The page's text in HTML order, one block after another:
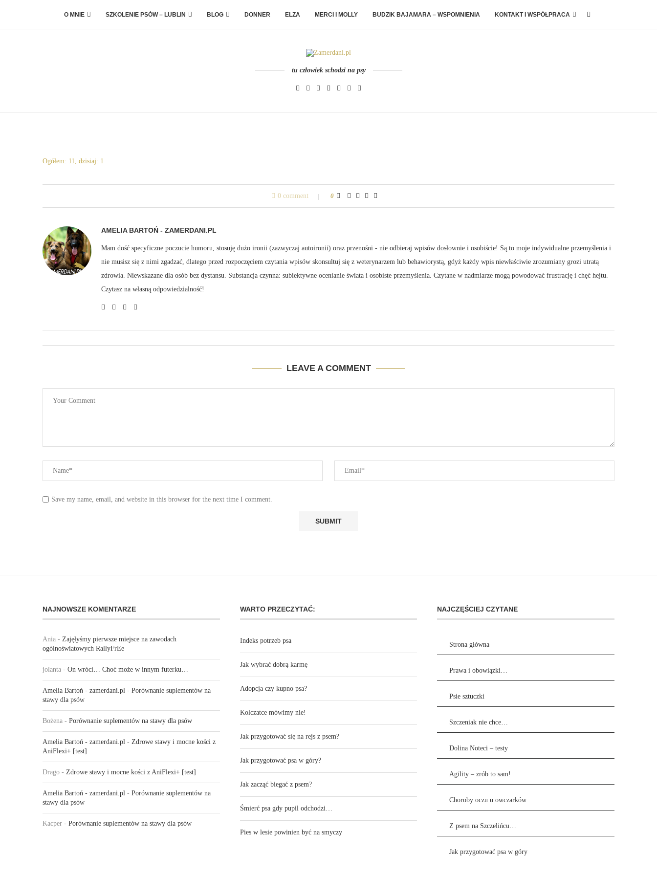
O MNIE SZKOLENIE PSÓW – LUBLIN BLOG DONNER ELZA MERCI I MOLLY BUDZIK BAJAMARA – WSPOMNIENIA KONTAKT I WSPÓŁPRACA
tu człowiek schodzi na psy
Ogółem: 11, dzisiaj: 1
0 comment 0
AMELIA BARTOŃ - ZAMERDANI.PL
Mam dość specyficzne poczucie humoru, stosuję dużo ironii (zazwyczaj autoironii) oraz przenośni - nie odbieraj wpisów dosłownie i osobiście! Są to moje indywidualne przemyślenia i
nie musisz się z nimi zgadzać, dlatego przed rozpoczęciem czytania wpisów skonsultuj się z weterynarzem lub behawiorystą, gdyż każdy wpis niewłaściwie zrozumiany grozi utratą
zdrowia. Niewskazane dla osób bez dystansu. Substancja czynna: subiektywne ocenianie świata i osobiste przemyślenia. Czytane w nadmiarze mogą powodować frustrację i chęć hejtu.
Czytasz na własną odpowiedzialność!
LEAVE A COMMENT
Save my name, email, and website in this browser for the next time I comment.
NAJNOWSZE KOMENTARZE
Ania - Zajęłyśmy pierwsze miejsce na zawodach
ogólnoświatowych RallyFrEe
jolanta - On wróci… Choć może w innym futerku…
Amelia Bartoń - zamerdani.pl - Porównanie suplementów na
stawy dla psów
Bożena - Porównanie suplementów na stawy dla psów
Amelia Bartoń - zamerdani.pl - Zdrowe stawy i mocne kości z
AniFlexi+ [test]
Drago - Zdrowe stawy i mocne kości z AniFlexi+ [test]
Amelia Bartoń - zamerdani.pl - Porównanie suplementów na
stawy dla psów
Kacper - Porównanie suplementów na stawy dla psów
WARTO PRZECZYTAĆ:
Indeks potrzeb psa
Jak wybrać dobrą karmę
Adopcja czy kupno psa?
Kolczatce mówimy nie!
Jak przygotować się na rejs z psem?
Jak przygotować psa w góry?
Jak zacząć biegać z psem?
Śmierć psa gdy pupil odchodzi…
Pies w lesie powinien być na smyczy
NAJCZĘŚCIEJ CZYTANE
Strona główna
Prawa i obowiązki…
Psie sztuczki
Szczeniak nie chce…
Dolina Noteci – testy
Agility – zrób to sam!
Choroby oczu u owczarków
Z psem na Szczelińcu…
Jak przygotować psa w góry